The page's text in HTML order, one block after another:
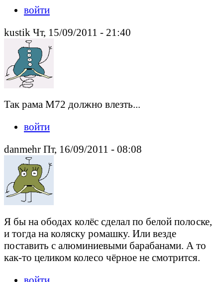
войти
kustik Чт, 15/09/2011 - 21:40
Так рама М72 должно влезть...
войти
danmehr Пт, 16/09/2011 - 08:08
Я бы на ободах колёс сделал по белой полоске,
и тогда на коляску ромашку. Или везде
поставить с алюминиевыми барабанами. А то
как-то целиком колесо чёрное не смотрится.
войти